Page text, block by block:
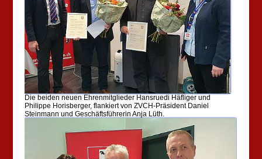
Die beiden neuen Ehrenmitglieder Hansruedi Häfliger und
Philippe Horisberger, flankiert von ZVCH-Präsident Daniel
Steinmann und Geschäftsführerin Anja Lüth.